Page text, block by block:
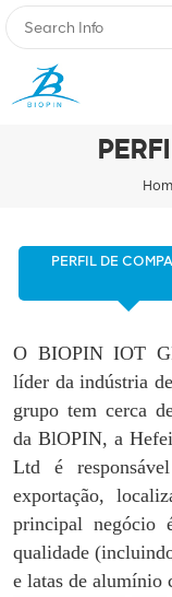
PERFIL DE
O BIOPIN IOT
líder da indústria
grupo tem cerca
da BlOPIN, a
Ltd é
exportação,
principal negócio
qualidade
e latas de alumínio